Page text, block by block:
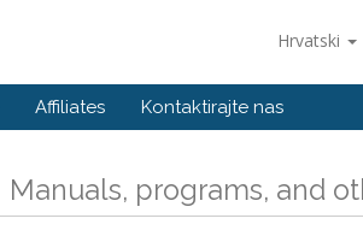
Hrvatski
Affiliates Kontaktirajte nas
Manuals, programs, and